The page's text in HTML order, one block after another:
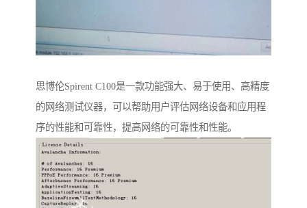
思博伦Spirent C100是一款功能强大、易于使用、高精度
的网络测试仪器，可以帮助用户评估网络设备和应用程
序的性能和可靠性，提高网络的可靠性和性能。